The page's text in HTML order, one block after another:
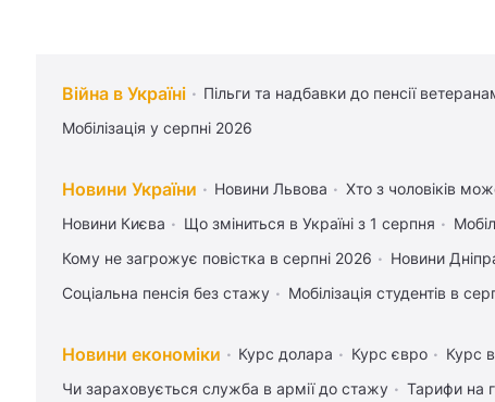
Війна в Україні Пільги та надбавки до пенсії
Мобілізація у серпні 2026
Новини України Новини Львова Хто з чоловіків
Новини Києва
Що зміниться в Україні з 1 серпня
Кому не загрожує повістка в серпні 2026
Новини
Соціальна пенсія без стажу
Мобілізація студентів в
Новини економіки Курс долара Курс євро Курс
Чи зараховується служба в армії до стажу
Тарифи на